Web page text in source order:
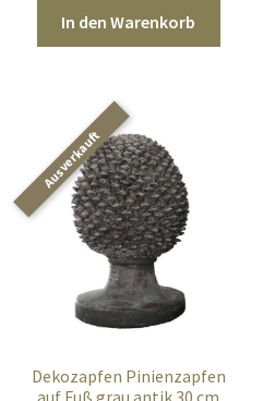
In den Warenkorb
Dekozapfen Pinienzapfen
auf Fuß grau antik 30 cm